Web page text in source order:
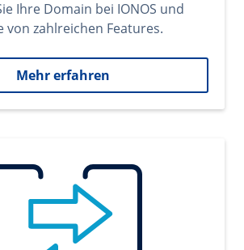
Ihre Domain bei IONOS und
von zahlreichen Features.
Mehr erfahren